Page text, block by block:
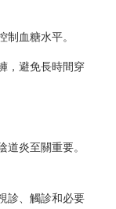
制血糖水平。
，避免長時間穿
道炎至關重要。
診、觸診和必要